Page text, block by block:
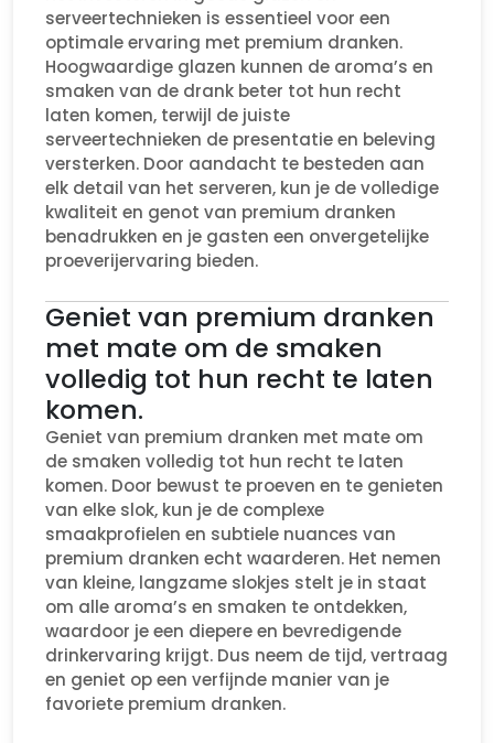
serveertechnieken is essentieel voor een
optimale ervaring met premium dranken.
Hoogwaardige glazen kunnen de aroma’s en
smaken van de drank beter tot hun recht
laten komen, terwijl de juiste
serveertechnieken de presentatie en beleving
versterken. Door aandacht te besteden aan
elk detail van het serveren, kun je de volledige
kwaliteit en genot van premium dranken
benadrukken en je gasten een onvergetelijke
proeverijervaring bieden.
Geniet van premium dranken
met mate om de smaken
volledig tot hun recht te laten
komen.
Geniet van premium dranken met mate om
de smaken volledig tot hun recht te laten
komen. Door bewust te proeven en te genieten
van elke slok, kun je de complexe
smaakprofielen en subtiele nuances van
premium dranken echt waarderen. Het nemen
van kleine, langzame slokjes stelt je in staat
om alle aroma’s en smaken te ontdekken,
waardoor je een diepere en bevredigende
drinkervaring krijgt. Dus neem de tijd, vertraag
en geniet op een verfijnde manier van je
favoriete premium dranken.